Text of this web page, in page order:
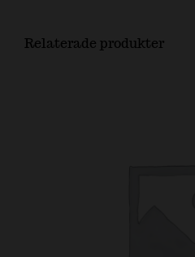
Relaterade produkter